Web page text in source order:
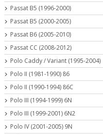
Passat B5 (1996-2000)
Passat B5 (2000-2005)
Passat B6 (2005-2010)
Passat CC (2008-2012)
Polo Caddy / Variant (1995-2004)
Polo II (1981-1990) 86
Polo II (1990-1994) 86C
Polo III (1994-1999) 6N
Polo III (1999-2001) 6N2
Polo IV (2001-2005) 9N